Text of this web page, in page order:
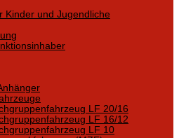
Kinder und Jugendliche
LF 20/16
LF 16/12
LF 10